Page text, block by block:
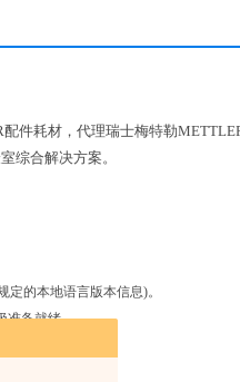
件耗材，代理瑞士梅特勒
综合解决方案。
的本地语言版本信息)。
准备就绪。